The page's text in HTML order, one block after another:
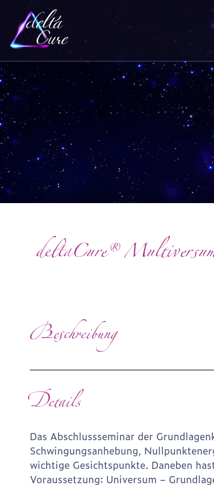
deltaCure®
Beschreibung
Details
Das Abschlussseminar der
Schwingungsanhebung,
wichtige Gesichtspunkte. Daneben
Voraussetzung: Universum –